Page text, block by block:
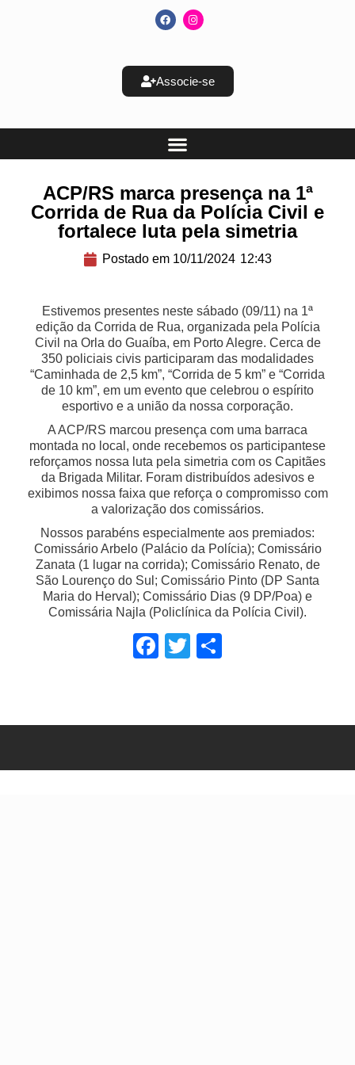
Associe-se
ACP/RS marca presença na 1ª
Corrida de Rua da Polícia Civil e
fortalece luta pela simetria
Postado em 10/11/2024 12:43
Estivemos presentes neste sábado (09/11) na 1ª
edição da Corrida de Rua, organizada pela Polícia
Civil na Orla do Guaíba, em Porto Alegre. Cerca de
350 policiais civis participaram das modalidades
“Caminhada de 2,5 km”, “Corrida de 5 km” e “Corrida
de 10 km”, em um evento que celebrou o espírito
esportivo e a união da nossa corporação.
A ACP/RS marcou presença com uma barraca
montada no local, onde recebemos os participantese
reforçamos nossa luta pela simetria com os Capitães
da Brigada Militar. Foram distribuídos adesivos e
exibimos nossa faixa que reforça o compromisso com
a valorização dos comissários.
Nossos parabéns especialmente aos premiados:
Comissário Arbelo (Palácio da Polícia); Comissário
Zanata (1 lugar na corrida); Comissário Renato, de
São Lourenço do Sul; Comissário Pinto (DP Santa
Maria do Herval); Comissário Dias (9 DP/Poa) e
Comissária Najla (Policlínica da Polícia Civil).
Facebook
Twitter